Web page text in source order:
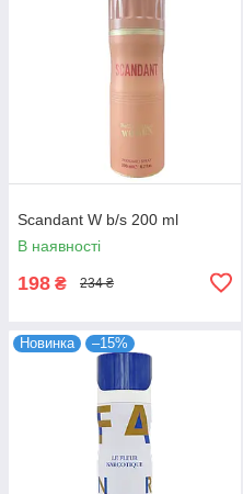
Scandant W b/s 200 ml
В наявності
198 ₴ 234 ₴
Новинка –15%